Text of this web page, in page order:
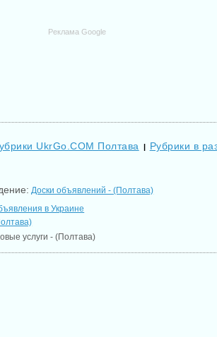
Реклама Google
UkrGo.COM Полтава | Рубрики в
Доски объявлений - (Полтава)
в Украине
услуги - (Полтава)